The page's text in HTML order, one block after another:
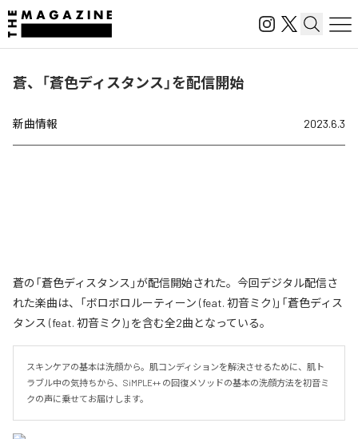
蒼、「蒼色ディスタンス」を配信開始
新曲情報 2023.6.3
蒼の「蒼色ディスタンス」が配信開始された。今回デジタル配信さ
れた楽曲は、「ボロボロルーティーン (feat. 初音ミク)」「蒼色ディス
タンス (feat. 初音ミク)」を含む全2曲となっている。
スキンケアの基本は洗顔から。肌コンディションを解決させるために、肌ト
ラブル中の気持ちから、SiMPLE++ の回復メソッドの基本の洗顔方法を初音ミ
クの声に乗せてお届けします。